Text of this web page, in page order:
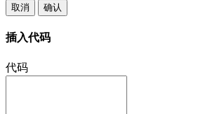
取消 确认
插入代码
代码